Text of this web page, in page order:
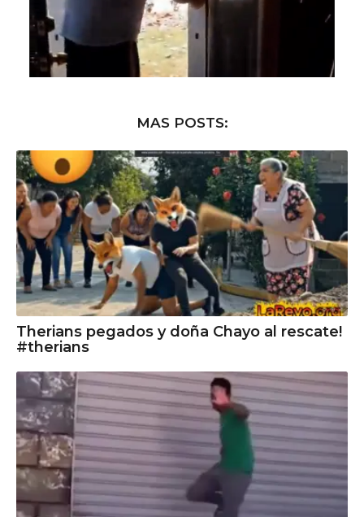
MAS POSTS:
Therians pegados y doña Chayo al rescate!
#therians